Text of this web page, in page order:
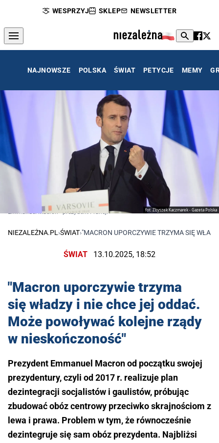
WESPRZYJ SKLEP NEWSLETTER
NAJNOWSZE POLSKA ŚWIAT PETYCJE MEMY
fot. Zbyszek Kaczmarek - Gazeta Polska
Emmanuel Macron - prezydent Francji
NIEZALEŻNA.PL ›ŚWIAT›"MACRON UPORCZYWIE TRZYMA SIĘ
ŚWIAT 13.10.2025, 18:52
"Macron uporczywie trzyma
się władzy i nie chce jej oddać.
Może powoływać kolejne rządy
w nieskończoność"
Prezydent Emmanuel Macron od początku swojej
prezydentury, czyli od 2017 r. realizuje plan
dezintegracji socjalistów i gaulistów, próbując
zbudować obóz centrowy przeciwko skrajnościom z
lewa i prawa. Problem w tym, że równocześnie
dezintegruje się sam obóz prezydenta. Najbliżsi